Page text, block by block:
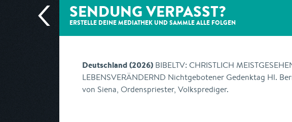
SENDUNG VERPASST?
ERSTELLE DEINE MEDIATHEK UND SAMMLE ALLE FOLGEN
Deutschland (2026) BIBELTV: CHRISTLICH
LEBENSVERÄNDERND Nichtgebotener Gedenktag Hl.
von Siena, Ordenspriester, Volksprediger.